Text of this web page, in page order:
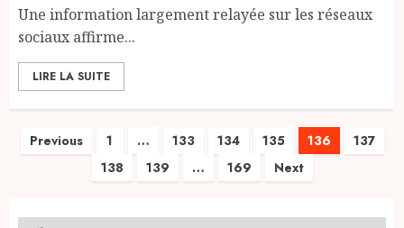
Une information largement relayée sur les réseaux
sociaux affirme...
LIRE LA SUITE
Pagination
publications
Previous 1 … 133 134 135 136
137
138
139 … 169 Next